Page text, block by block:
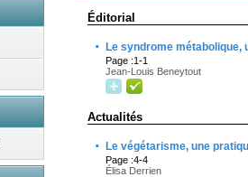
Éditorial
· Le syndrome métabolique,
Page :1-1
Jean-Louis Beneytout
Actualités
· Le végétarisme, une
Page :4-4
Élisa Derrien